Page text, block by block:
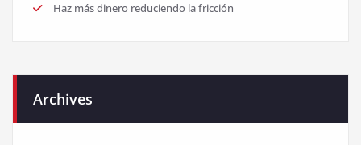
Haz más dinero reduciendo la fricción
Archives